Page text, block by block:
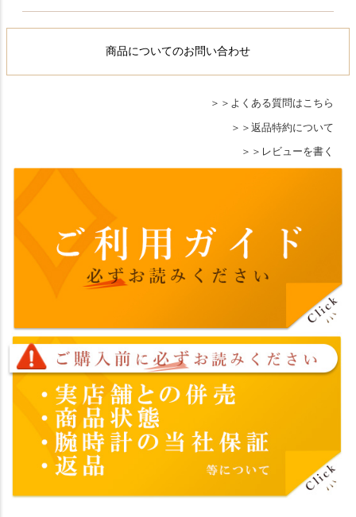
商品についてのお問い合わせ
よくある質問はこちら
返品特約について
レビューを書く